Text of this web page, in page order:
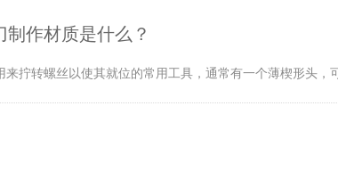
制作材质是什么？
来拧转螺丝以使其就位的常用工具，通常有一个薄楔形头，